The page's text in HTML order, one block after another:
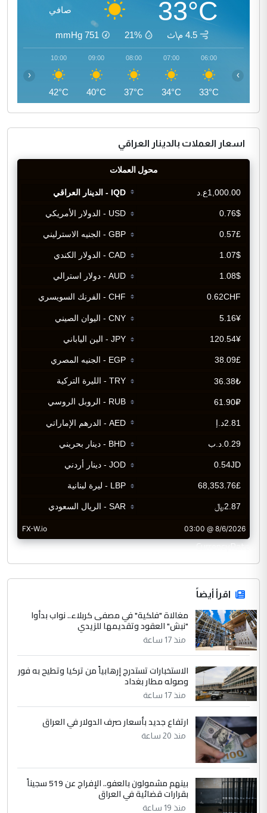
33°C صافي
4.5 م\ث 21%
751
mmHg
06:00
33°C
07:00
34°C
08:00
37°C
09:00
40°C
10:00
42°C
‹ ›
اسعار العملات بالدينار العراقي
CurrencyRate
اقرأ أيضاً
مغالاة "فلكية" في مصفى كربلاء.. نواب بدأوا
"نبش" العقود وتقديمها للزيدي
منذ 17 ساعة
الاستخبارات تستدرج إرهابياً من تركيا وتطيح به فور
وصوله مطار بغداد
منذ 17 ساعة
ارتفاع جديد بأسعار صرف الدولار في العراق
منذ 20 ساعة
بينهم مشمولون بالعفو.. الإفراج عن 519 سجيناً
بقرارات قضائية في العراق
منذ 19 ساعة